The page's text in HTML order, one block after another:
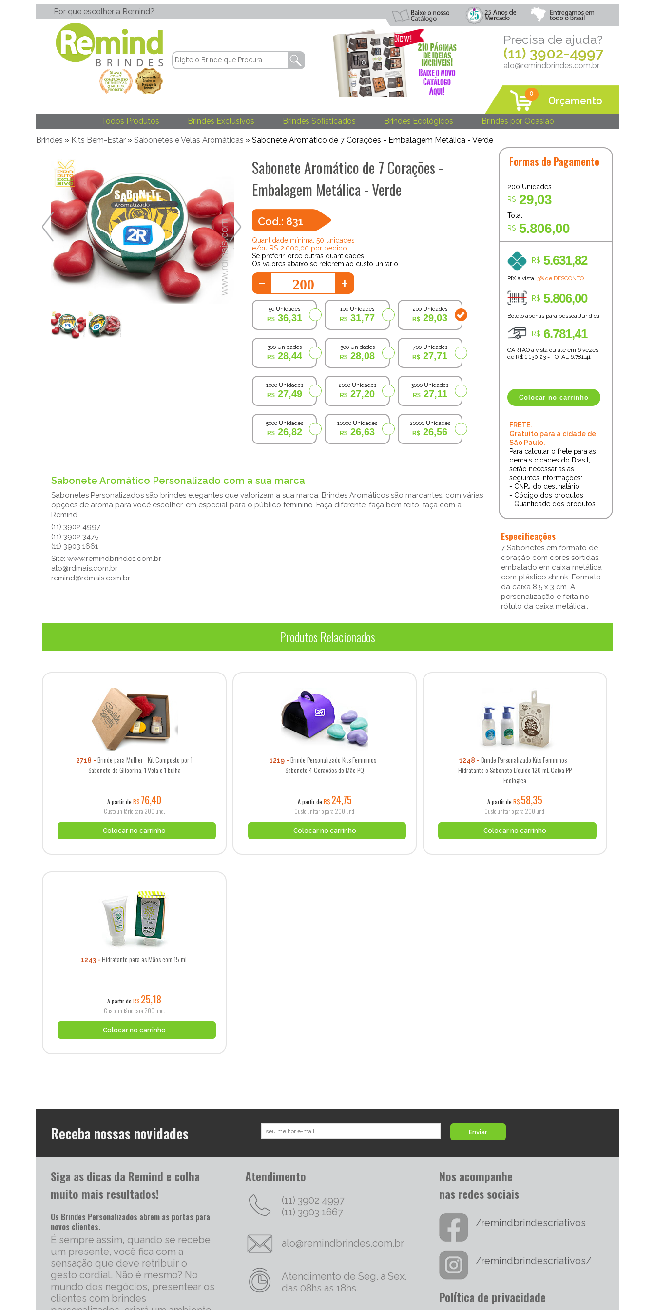
Por que escolher a Remind?
Precisa de ajuda?
(11) 3902-4997
alo@remindbrindes.com.br
0
Orçamento
Todos Produtos Brindes Exclusivos Brindes Sofisticados Brindes Ecológicos Brindes por Ocasião
Brindes » Kits Bem-Estar »Sabonetes e Velas Aromáticas » Sabonete Aromático de 7 Corações - Embalagem Metálica - Verde
Sabonete Aromático de 7 Corações -
Embalagem Metálica - Verde
Cod.: 831
Quantidade mínima: 50 unidades
e/ou R$ 2.000,00 por pedido
Se preferir, orce outras quantidades
Os valores abaixo se referem ao custo unitário.
- +
50 Unidades
36,31
100 Unidades
31,77
200 Unidades
29,03
300 Unidades
28,44
500 Unidades
28,08
700 Unidades
27,71
1000 Unidades
27,49
2000 Unidades
27,20
3000 Unidades
27,11
5000 Unidades
26,82
10000 Unidades
26,63
20000 Unidades
26,56
Sabonete Aromático Personalizado com a sua marca
Sabonetes Personalizados são brindes elegantes que valorizam a sua marca. Brindes Aromáticos são marcantes, com várias
opções de aroma para você escolher, em especial para o público feminino. Faça diferente, faça bem feito, faça com a
Remind.
(11) 3902 4997
(11) 3902 3475
(11) 3903 1661
Site: www.remindbrindes.com.br
alo@rdmais.com.br
remind@rdmais.com.br
Formas de Pagamento
200 Unidades
R$ 29,03
Total:
R$ 5.806,00
R$ 5.631,82
PIX à vista 3% de DESCONTO
R$ 5.806,00
Boleto apenas para pessoa Jurídica
R$ 6.781,41
CARTÃO à vista ou até em 6 vezes
de R$1.130,23 =TOTAL 6.781,41
Colocar no carrinho
FRETE:
Gratuito para a cidade de
São Paulo.
Para calcular o frete para as
demais cidades do Brasil,
serão necessárias as
seguintes informações:
- CNPJ do destinatário
- Código dos produtos
- Quantidade dos produtos
Especificações
7 Sabonetes em formato de
coração com cores sortidas,
embalado em caixa metálica
com plástico shrink. Formato
da caixa 8,5 x 3 cm. A
personalização é feita no
rótulo da caixa metálica..
Produtos Relacionados
2718
Brinde para Mulher - Kit Composto por 1
Sabonete de Glicerina, 1 Vela e 1 bulha
A partir deR$ 76,40
Custo unitário para 200 und.
Colocar no carrinho
1219
Brinde Personalizado Kits Femininos -
Sabonete 4 Corações de Mãe PQ
A partir de R$ 24,75
Custo unitário para 200 und.
Colocar no carrinho
1248
Brinde Personalizado Kits Femininos -
Hidratante e Sabonete Líquido 120 mL Caixa PP
Ecológica
A partir de R$ 58,35
Custo unitário para 200 und.
Colocar no carrinho
1243 Hidratante para as Mãos com 15 mL
A partir deR$ 25,18
Custo unitário para 200 und.
Colocar no carrinho
Receba nossas novidades Enviar
Siga as dicas da Remind e colha
muito mais resultados!
Os Brindes Personalizados abrem as portas para
novos clientes.
É sempre assim, quando se recebe
um presente, você fica com a
sensação que deve retribuir o
gesto cordial. Não é mesmo? No
mundo dos negócios, presentear os
clientes com brindes
Atendimento
(11) 3902 4997
(11) 3903 1667
alo@remindbrindes.com.br
Atendimento de Seg. a Sex.
das 08hs as 18hs.
Nos acompanhe
nas redes sociais
/remindbrindescriativos
/remindbrindescriativos/
Política de privacidade